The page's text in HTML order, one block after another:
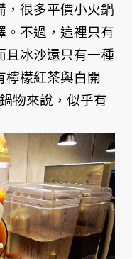
，很多平價小火鍋
。不過，這裡只有
且冰沙還只有一種
檸檬紅茶與白開
物來說，似乎有